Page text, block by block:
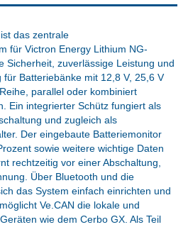
ist das zentrale
für Victron Energy Lithium NG-
Sicherheit, zuverlässige Leistung und
Batteriebänke mit 12,8 V, 25,6 V
parallel oder kombiniert
Ein integrierter Schütz fungiert als
und zugleich als
Der eingebaute Batteriemonitor
sowie weitere wichtige Daten
rechtzeitig vor einer Abschaltung,
Über Bluetooth und die
das System einfach einrichten und
Ve.CAN die lokale und
wie dem Cerbo GX. Als Teil